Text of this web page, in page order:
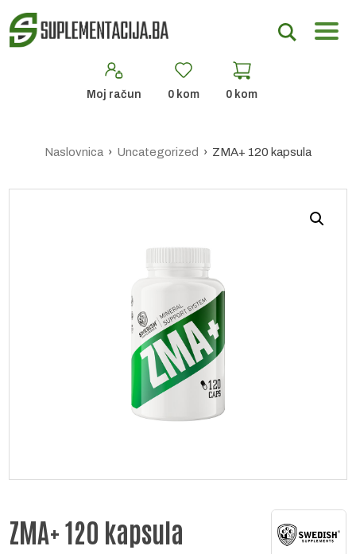
Moj račun 0 kom 0 kom
Naslovnica › Uncategorized › ZMA+ 120 kapsula
ZMA+ 120 kapsula